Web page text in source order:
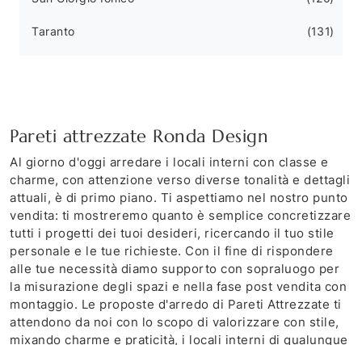
Taranto 131
Pareti attrezzate Ronda Design
Al giorno d'oggi arredare i locali interni con classe e
charme, con attenzione verso diverse tonalità e dettagli
attuali, è di primo piano. Ti aspettiamo nel nostro punto
vendita: ti mostreremo quanto è semplice concretizzare
tutti i progetti dei tuoi desideri, ricercando il tuo stile
personale e le tue richieste. Con il fine di rispondere
alle tue necessità diamo supporto con sopraluogo per
la misurazione degli spazi e nella fase post vendita con
montaggio. Le proposte d'arredo di Pareti Attrezzate ti
attendono da noi con lo scopo di valorizzare con stile,
mixando charme e praticità, i locali interni di qualunque